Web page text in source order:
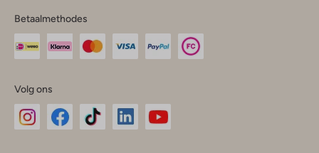
Betaalmethodes
Volg ons